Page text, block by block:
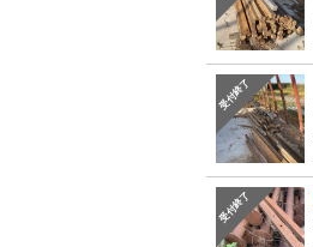
受付終了
受付終了